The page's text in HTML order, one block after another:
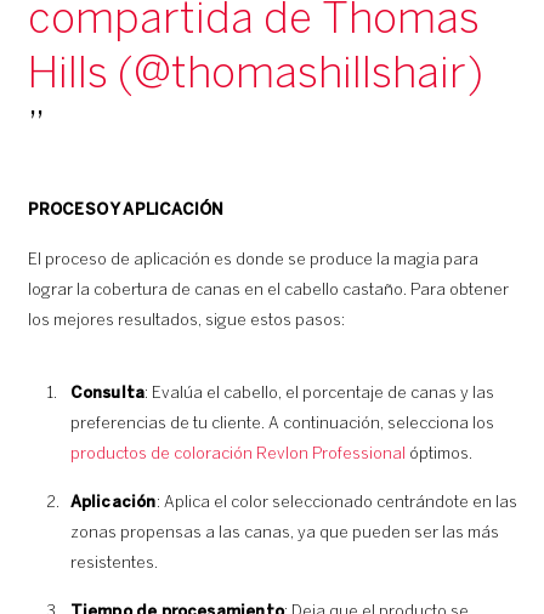
compartida de Thomas
Hills (@thomashillshair)
PROCESO Y APLICACIÓN
El proceso de aplicación es donde se produce la magia para
lograr la cobertura de canas en el cabello castaño. Para obtener
los mejores resultados, sigue estos pasos:
Consulta: Evalúa el cabello, el porcentaje de canas y las
preferencias de tu cliente. A continuación, selecciona los
productos de coloración Revlon Professional
óptimos.
Aplicación: Aplica el color seleccionado centrándote en las
zonas propensas a las canas, ya que pueden ser las más
resistentes.